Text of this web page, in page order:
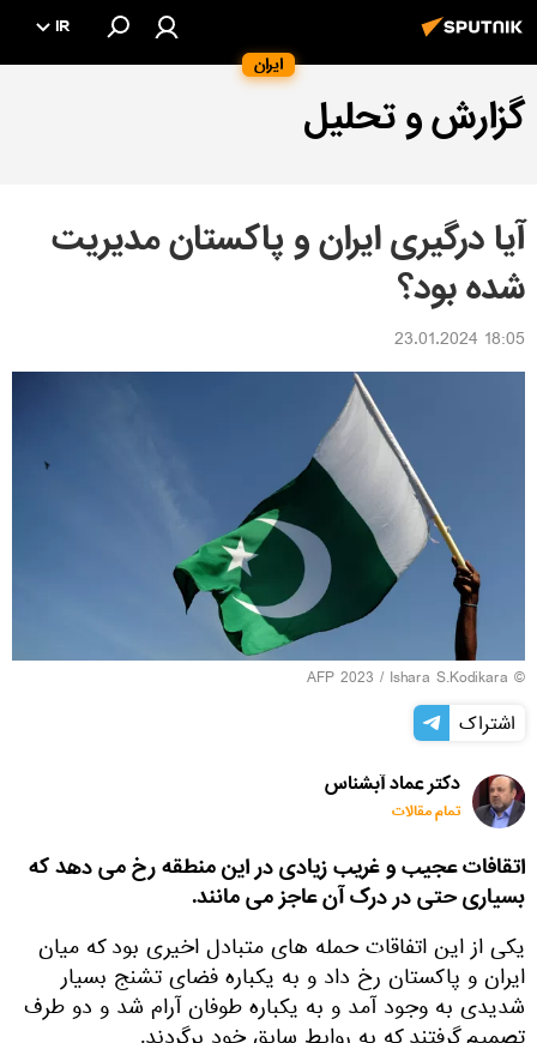
ایران
IR
گزارش و تحلیل
آیا درگیری ایران و پاکستان مدیریت
شده بود؟
18:05 23.01.2024
© AFP 2023 / Ishara S.Kodikara
اشتراک
دکتر عماد آبشناس
تمام مقالات
اتقافات عجیب و غریب زیادی در این منطقه رخ می دهد که
بسیاری حتی در درک آن عاجز می مانند.
یکی از این اتفاقات حمله های متبادل اخیری بود که میان
ایران و پاکستان رخ داد و به یکباره فضای تشنج بسیار
شدیدی به وجود آمد و به یکباره طوفان آرام شد و دو طرف